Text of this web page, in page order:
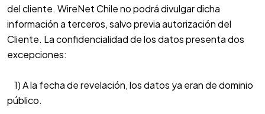
del cliente. WireNet Chile no podrá divulgar dicha
información a terceros, salvo previa autorización del
Cliente. La confidencialidad de los datos presenta dos
excepciones:
1) A la fecha de revelación, los datos ya eran de dominio
público.